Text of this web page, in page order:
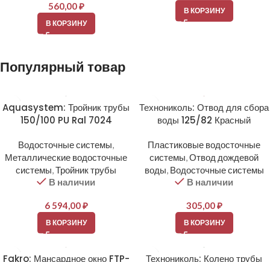
560,00₽
В КОРЗИНУ
В КОРЗИНУ
Популярный товар
Aquasystem: Тройник трубы
150/100 PU Ral 7024
Водосточные системы,
Металлические водосточные
системы,Тройник трубы
В наличии
6 594,00₽
В КОРЗИНУ
Технониколь: Отвод для сбора
воды 125/82 Красный
Пластиковые водосточные
системы,Отвод дождевой
воды, Водосточные системы
В наличии
305,00₽
В КОРЗИНУ
Fakro: Мансардное окно FTP-
Технониколь: Колено трубы